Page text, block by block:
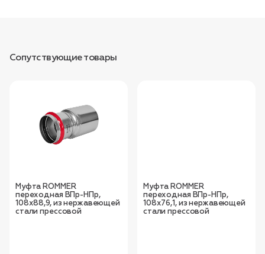
Сопутствующие товары
Муфта ROMMER
переходная ВПр-НПр,
108х88,9, из нержавеющей
стали прессовой
Муфта ROMMER
переходная ВПр-НПр,
108х76,1, из нержавеющей
стали прессовой